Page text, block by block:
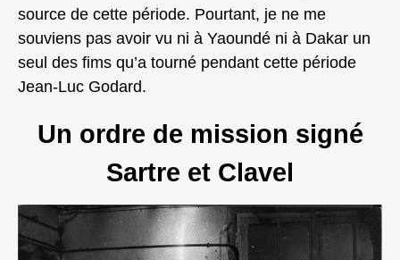
source de cette période. Pourtant, je ne me
souviens pas avoir vu ni à Yaoundé ni à Dakar un
seul des fims qu’a tourné pendant cette période
Jean-Luc Godard.
Un ordre de mission signé
Sartre et Clavel